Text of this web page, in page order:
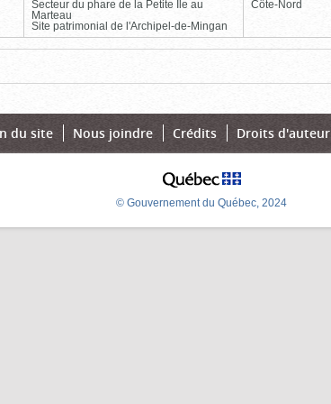
Secteur du phare de la Petite Île au
Marteau
Site patrimonial de l'Archipel-de-Mingan
Côte-Nord
du site Nous joindre Crédits Droits d'auteur
© Gouvernement du Québec, 2024